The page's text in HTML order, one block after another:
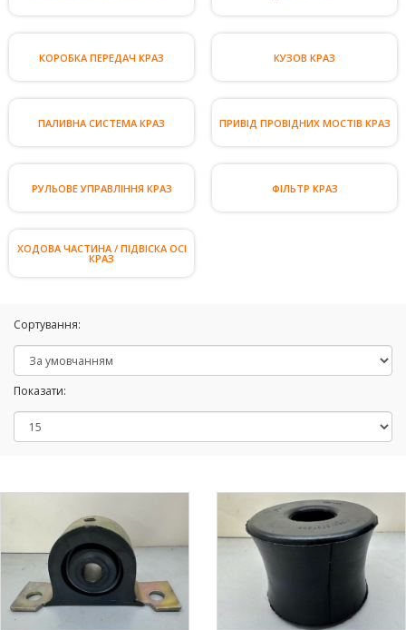
КОРОБКА ПЕРЕДАЧ КРАЗ КУЗОВ КРАЗ
ПАЛИВНА СИСТЕМА КРАЗ ПРИВІД ПРОВІДНИХ МОСТІВ КРАЗ
РУЛЬОВЕ УПРАВЛІННЯ КРАЗ ФІЛЬТР КРАЗ
ХОДОВА ЧАСТИНА / ПІДВІСКА ОСІ
КРАЗ
Сортування:
Показати: